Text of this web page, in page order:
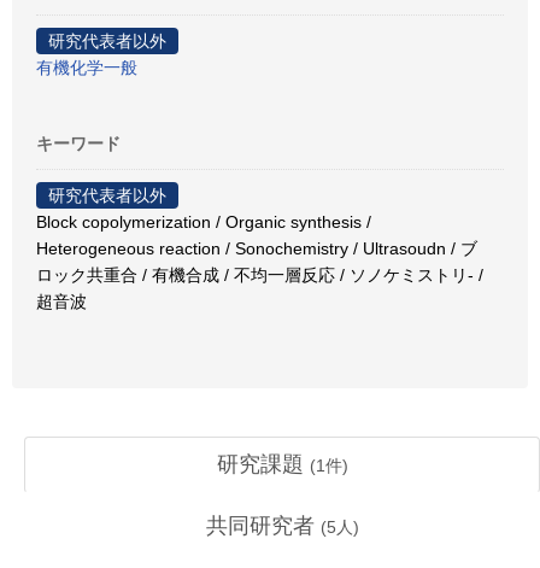
研究代表者以外
有機化学一般
キーワード
研究代表者以外
Block copolymerization / Organic synthesis /
Heterogeneous reaction / Sonochemistry / Ultrasoudn / ブ
ロック共重合 / 有機合成 / 不均一層反応 / ソノケミストリ- /
超音波
研究課題 (1件)
共同研究者 (5 人)